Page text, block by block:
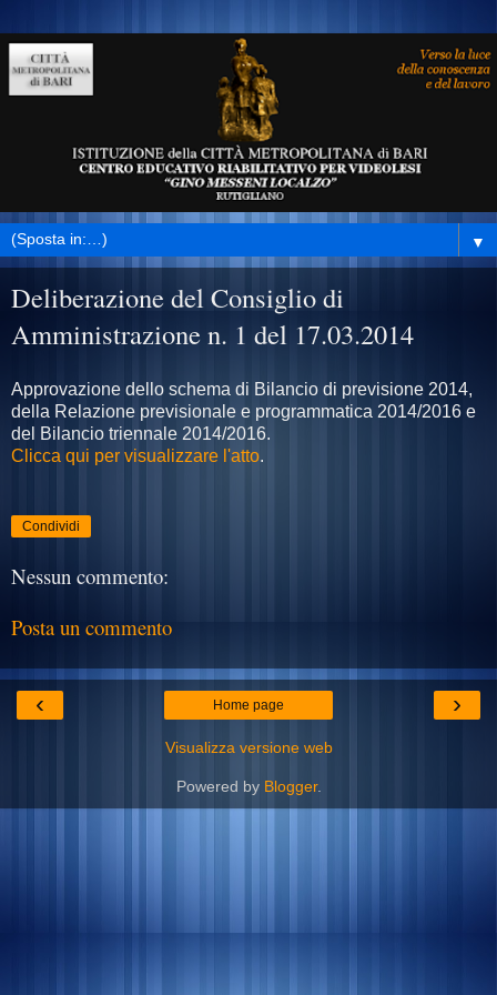
▼
Deliberazione del Consiglio di
Amministrazione n. 1 del 17.03.2014
Approvazione dello schema di Bilancio di previsione 2014,
della Relazione previsionale e programmatica 2014/2016 e
del Bilancio triennale 2014/2016.
Clicca qui per visualizzare l'atto.
Condividi
Nessun commento:
Posta un commento
‹ ›
Home page
Visualizza versione web
Powered by Blogger.